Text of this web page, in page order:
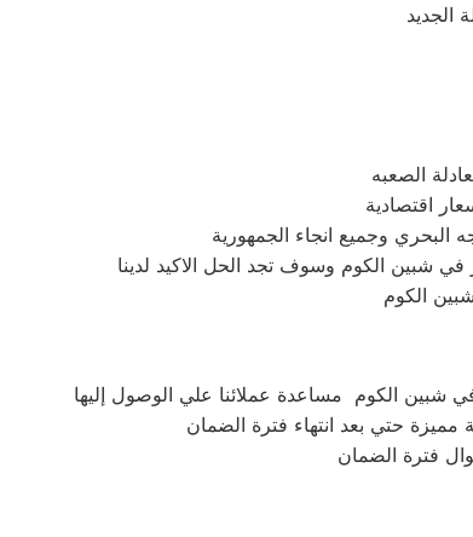
الجديد
الصعبه
اقتصادية
وجميع انجاء الجمهورية
في شبين الكوم وسوف تجد الحل الاكيد لدينا
الكوم
شبين الكوم مساعدة عملائنا علي الوصول إليها
حتي بعد انتهاء فترة الضمان
فترة الضمان